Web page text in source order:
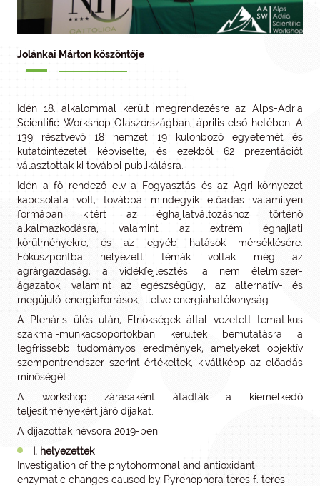
Jolánkai Márton köszöntője
Idén 18. alkalommal került megrendezésre az Alps-Adria
Scientific Workshop Olaszországban, április első hetében. A
139 résztvevő 18 nemzet 19 különböző egyetemét és
kutatóintézetét képviselte, és ezekből 62 prezentációt
választottak ki további publikálásra.
Idén a fő rendező elv a Fogyasztás és az Agri-környezet
kapcsolata volt, továbbá mindegyik előadás valamilyen
formában kitért az éghajlatváltozáshoz történő
alkalmazkodásra, valamint az extrém éghajlati
körülményekre, és az egyéb hatások mérséklésére.
Fókuszpontba helyezett témák voltak még az
agrárgazdaság, a vidékfejlesztés, a nem élelmiszer-
ágazatok, valamint az egészségügy, az alternatív- és
megújuló-energiaforrások, illetve energiahatékonyság.
A Plenáris ülés után, Elnökségek által vezetett tematikus
szakmai-munkacsoportokban kerültek bemutatásra a
legfrissebb tudományos eredmények, amelyeket objektív
szempontrendszer szerint értékeltek, kiváltképp az előadás
minőségét.
A workshop zárásaként átadták a kiemelkedő
teljesítményekért járó díjakat.
A díjazottak névsora 2019-ben:
I. helyezettek
Investigation of the phytohormonal and antioxidant
enzymatic changes caused by Pyrenophora teres f. teres